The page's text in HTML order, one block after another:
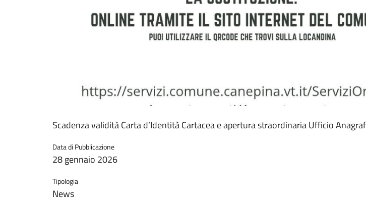
Scadenza validità Carta d’Identità Cartacea e apertura straordinaria Ufficio
Data di Pubblicazione
28 gennaio 2026
Tipologia
News